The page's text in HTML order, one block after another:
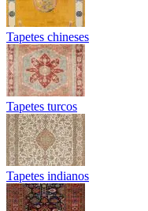
Tapetes chineses
Tapetes turcos
Tapetes indianos